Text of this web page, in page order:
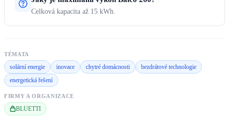
Celková kapacita až 15 kWh.
TÉMATA
solární energie inovace chytré domácnosti
bezdrátové technologie
energetická řešení
FIRMY A ORGANIZACE
BLUETTI